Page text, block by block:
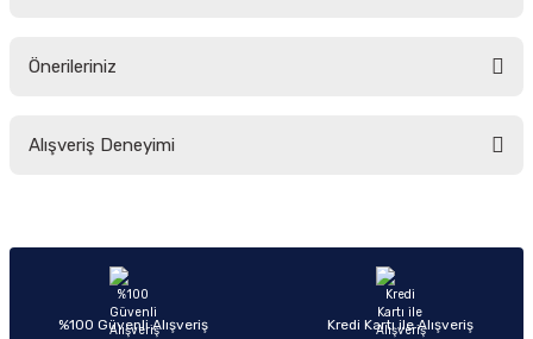
Önerileriniz
yetersiz gördüğünüz noktaları öneri formunu kullanarak tarafımıza
Ürün açıklamasında eksik bilgiler bulunuyor.
Ürün bilgilerinde hatalar bulunuyor.
Alışveriş Deneyimi
Sitemize ilk yorumu siz yapın!
%100 Güvenli Alışveriş Kredi Kartı ile Alışveriş